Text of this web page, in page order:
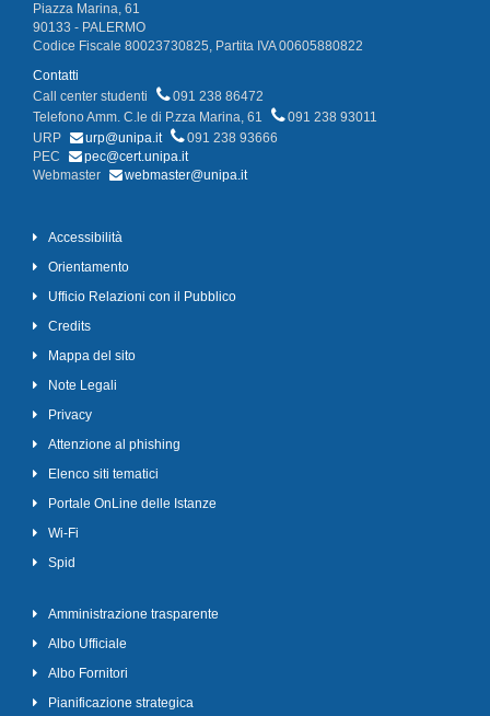
Piazza Marina, 61
90133 - PALERMO
Codice Fiscale 80023730825, Partita IVA 00605880822
Contatti
Call center studenti
091 238 86472
Telefono Amm. C.le di P.zza Marina, 61
091 238 93011
URP
urp@unipa.it
091 238 93666
PEC
pec@cert.unipa.it
Webmaster
webmaster@unipa.it
Accessibilità
Orientamento
Ufficio Relazioni con il Pubblico
Credits
Mappa del sito
Note Legali
Privacy
Attenzione al phishing
Elenco siti tematici
Portale OnLine delle Istanze
Wi-Fi
Spid
Amministrazione trasparente
Albo Ufficiale
Albo Fornitori
Pianificazione strategica